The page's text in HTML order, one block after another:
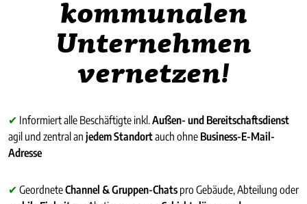
kommunalen
Unternehmen
vernetzen!
✔ Informiert alle Beschäftigte inkl.Außen- und Bereitschaftsdienst
agil und zentral an jedem Standortauch ohne Business-E-Mail-
Adresse
✔ GeordneteChannel & Gruppen-Chats pro Gebäude, Abteilung oder